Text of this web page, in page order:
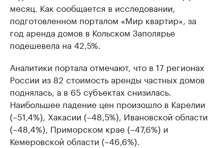
месяц. Как сообщается в исследовании,
подготовленном порталом «Мир квартир», за
год аренда домов в Кольском Заполярье
подешевела на 42,5%.
Аналитики портала отмечают, что в 17 регионах
России из 82 стоимость аренды частных домов
поднялась, а в 65 субъектах снизилась.
Наибольшее падение цен произошло в Карелии
(–51,4%), Хакасии (–48,5%), Ивановской области
(–48,4%), Приморском крае (–47,6%) и
Кемеровской области (–46,6%).